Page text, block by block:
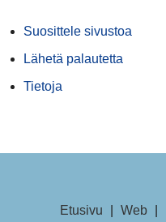
Suosittele sivustoa
Lähetä palautetta
Tietoja
Etusivu Web